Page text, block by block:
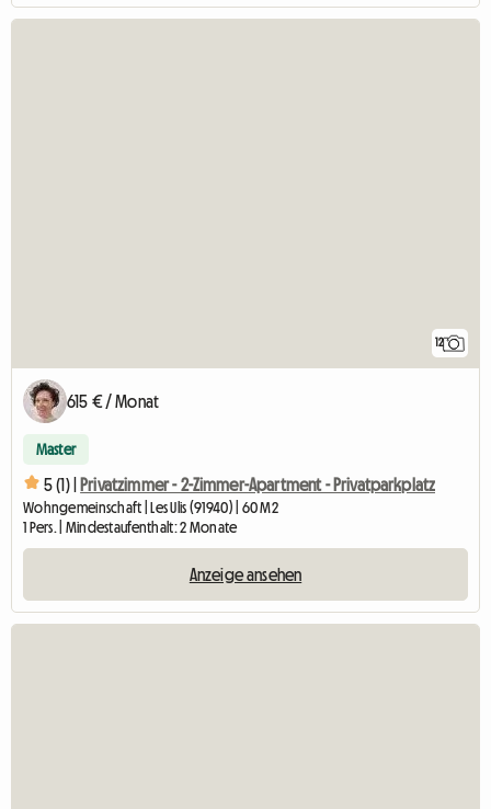
12
615 € / Monat
Master
5 (1) | Privatzimmer - 2-Zimmer-Apartment - Privatparkplatz
Wohngemeinschaft | Les Ulis (91940) | 60 M2
1 Pers. | Mindestaufenthalt: 2 Monate
Anzeige ansehen